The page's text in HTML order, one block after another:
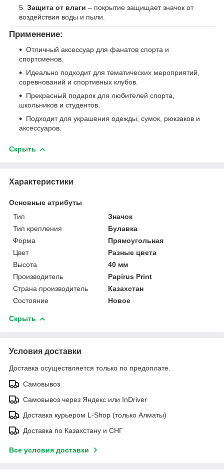
Защита от влаги – покрытие защищает значок от
воздействия воды и пыли.
Применение:
Отличный аксессуар для фанатов спорта и
спортсменов.
Идеально подходит для тематических мероприятий,
соревнований и спортивных клубов.
Прекрасный подарок для любителей спорта,
школьников и студентов.
Подходит для украшения одежды, сумок, рюкзаков и
аксессуаров.
Скрыть
Характеристики
Основные атрибуты
Тип
Значок
Тип крепления
Булавка
Форма
Прямоугольная
Цвет
Разные цвета
Высота
40 мм
Производитель
Papirus Print
Страна производитель
Казахстан
Состояние
Новое
Скрыть
Условия доставки
Доставка осуществляется только по предоплате.
Самовывоз
Самовывоз через Яндекс или InDriver
Доставка курьером L-Shop (только Алматы)
Доставка по Казахстану и СНГ
Все условия доставки